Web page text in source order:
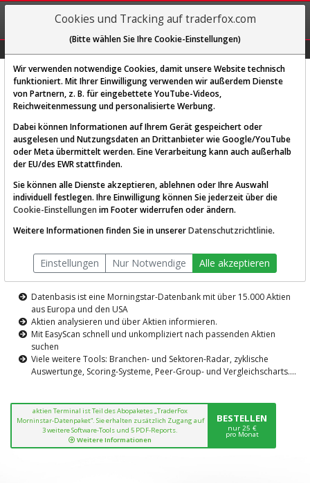
REGIS-
TRIEREN
Diese Funktion ist nur für
AKTIEN-TERMINAL
Die Aktienanalyse-Plattform von
TraderFox
Datenbasis ist eine Morningstar-Datenbank mit über 15.000 Aktien
aus Europa und den USA
Aktien analysieren und über Aktien informieren.
Mit EasyScan schnell und unkompliziert nach passenden Aktien
suchen
Viele weitere Tools: Branchen- und Sektoren-Radar, zyklische
Auswertunge, Scoring-Systeme, Peer-Group- und Vergleichscharts....
aktien Terminal ist Teil des Abopaketes „TraderFox
Morninstar-Datenpaket“. Sie erhalten zusätzlich Zugang auf
3 weitere Software-Tools und 5 PDF-Reports.
Weitere Informationen
BESTELLEN
nur 25 €
pro Monat
Cookies und Tracking auf traderfox.com
(Bitte wählen Sie Ihre Cookie-Einstellungen)
Wir verwenden notwendige Cookies, damit unsere Website technisch
funktioniert. Mit Ihrer Einwilligung verwenden wir außerdem Dienste
von Partnern, z. B. für eingebettete YouTube-Videos,
Reichweitenmessung und personalisierte Werbung.
Dabei können Informationen auf Ihrem Gerät gespeichert oder
ausgelesen und Nutzungsdaten an Drittanbieter wie Google/YouTube
oder Meta übermittelt werden. Eine Verarbeitung kann auch außerhalb
der EU/des EWR stattfinden.
Sie können alle Dienste akzeptieren, ablehnen oder Ihre Auswahl
individuell festlegen. Ihre Einwilligung können Sie jederzeit über die
Cookie-Einstellungen im Footer widerrufen oder ändern.
Weitere Informationen finden Sie in unsererDatenschutzrichtlinie.
Einstellungen Nur Notwendige Alle akzeptieren